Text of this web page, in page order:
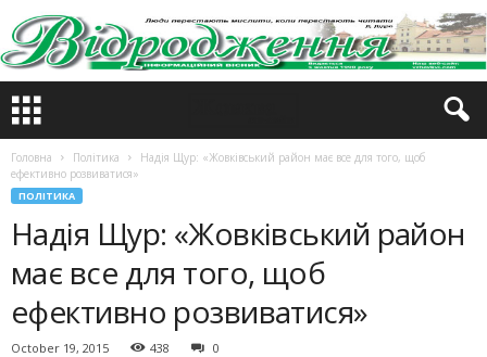
Головна Політика
Надія Щур: «Жовківський район має все для того, щоб
ефективно розвиватися»
ПОЛІТИКА
Надія Щур: «Жовківський район
має все для того, щоб
ефективно розвиватися»
October 19, 2015 438 0